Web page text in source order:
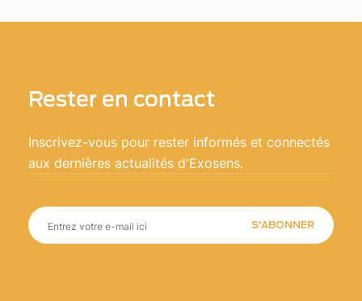
Rester en contact
Inscrivez-vous pour rester informés et connectés
aux dernières actualités d'Exosens.
S'ABONNER